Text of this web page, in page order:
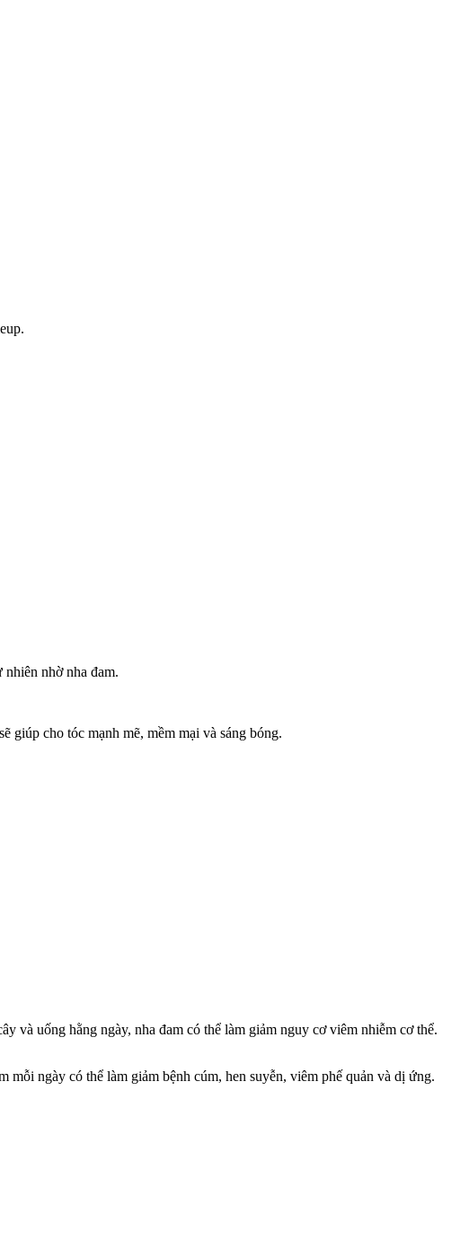
nhiên nhờ nha đam.
giúp cho tóc mạnh mẽ, mềm mại và sáng bóng.
và uống hằng ngày, nha đam có thể làm giảm nguy cơ viêm nhiễm c‌ơ th‌ể.
ngày có thể làm giảm bệnh cúm, hen suyễn, viêm phế quản và dị ứng.